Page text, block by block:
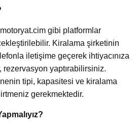
gibi platformlar
Kiralama şirketinin
iletişime geçerek ihtiyacınıza
yaptırabilirsiniz.
tipi, kapasitesi ve kiralama
gerekmektedir.